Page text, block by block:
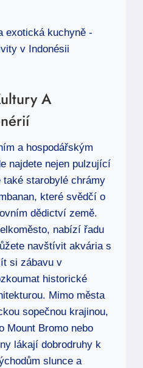
A
a hospodářským
najdete nejen pulzující
také starobylé chrámy
které svědčí o
dědictví země.
nabízí řadu
navštívit akvária s
si zábavu v
historické
Mimo města
sopečnou krajinou,
Mount Bromo nebo
lákají dobrodruhy k
slunce a